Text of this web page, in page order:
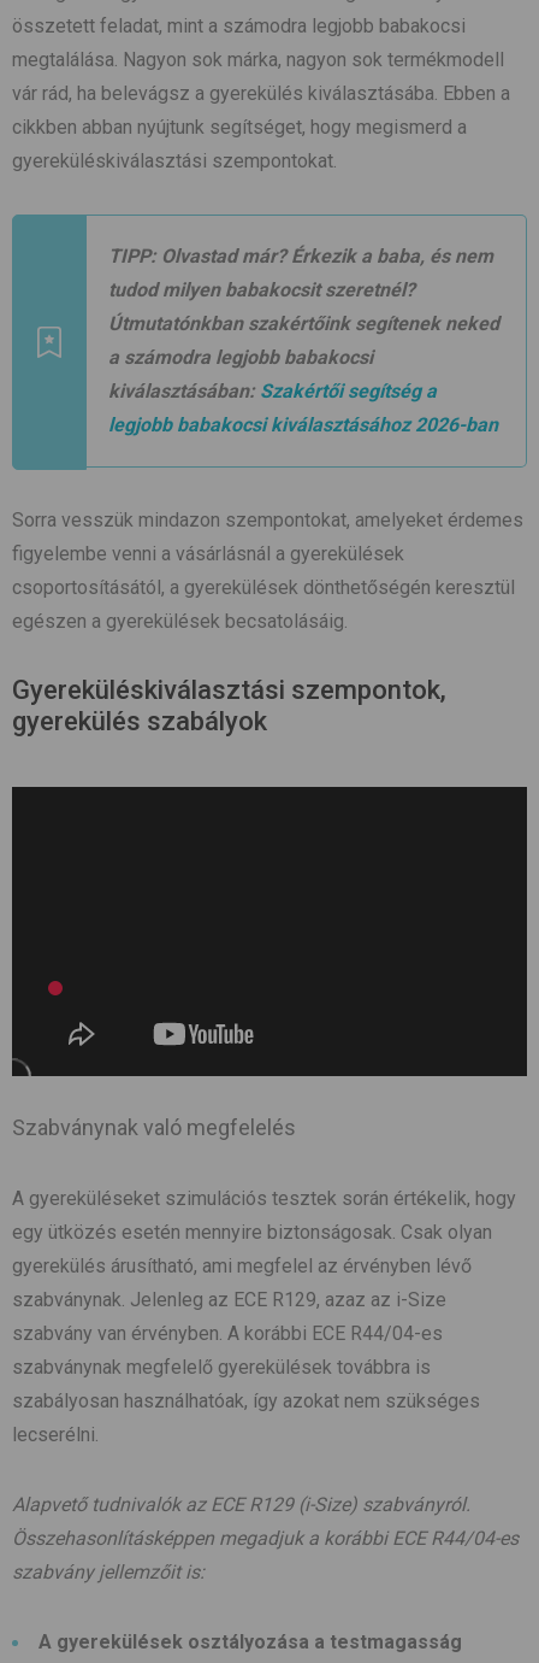
összetett feladat, mint a számodra legjobb babakocsi
megtalálása. Nagyon sok márka, nagyon sok termékmodell
vár rád, ha belevágsz a gyerekülés kiválasztásába. Ebben a
cikkben abban nyújtunk segítséget, hogy megismerd a
gyereküléskiválasztási szempontokat.
TIPP: Olvastad már? Érkezik a baba, és nem
tudod milyen babakocsit szeretnél?
Útmutatónkban szakértőink segítenek neked
a számodra legjobb babakocsi
kiválasztásában: Szakértői segítség a
legjobb babakocsi kiválasztásához 2026-ban
Sorra vesszük mindazon szempontokat, amelyeket érdemes
figyelembe venni a vásárlásnál a gyerekülések
csoportosításától, a gyerekülések dönthetőségén keresztül
egészen a gyerekülések becsatolásáig.
Gyereküléskiválasztási szempontok,
gyerekülés szabályok
Szabványnak való megfelelés
A gyereküléseket szimulációs tesztek során értékelik, hogy
egy ütközés esetén mennyire biztonságosak. Csak olyan
gyerekülés árusítható, ami megfelel az érvényben lévő
szabványnak. Jelenleg az ECE R129, azaz az i-Size
szabvány van érvényben. A korábbi ECE R44/04-es
szabványnak megfelelő gyerekülések továbbra is
szabályosan használhatóak, így azokat nem szükséges
lecserélni.
Alapvető tudnivalók az ECE R129 (i-Size) szabványról.
Összehasonlításképpen megadjuk a korábbi ECE R44/04-es
szabvány jellemzőit is:
A gyerekülések osztályozása a testmagasság